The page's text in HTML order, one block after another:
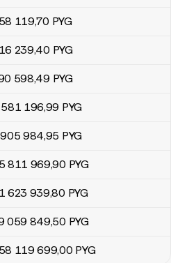
119,70 PYG
239,40 PYG
598,49 PYG
196,99 PYG
984,95 PYG
811 969,90 PYG
623 939,80 PYG
059 849,50 PYG
119 699,00 PYG